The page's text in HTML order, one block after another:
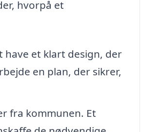
hvorpå et
have et klart design, der
en plan, der sikrer,
fra kommunen. Et